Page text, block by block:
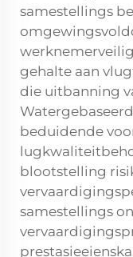
samestellings
gehalte aan
die uitbanning
beduidende
blootstelling
samestellings